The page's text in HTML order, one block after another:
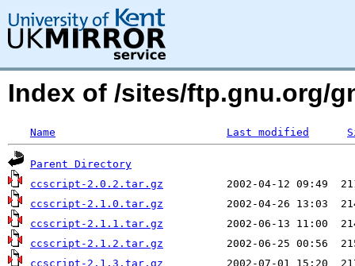
Index of /sites/ftp.gnu.org/
Name Last modified
Parent Directory
ccscript-2.0.2.tar.gz
ccscript-2.1.0.tar.gz
ccscript-2.1.1.tar.gz
ccscript-2.1.2.tar.gz
ccscript-2.1.3.tar.gz